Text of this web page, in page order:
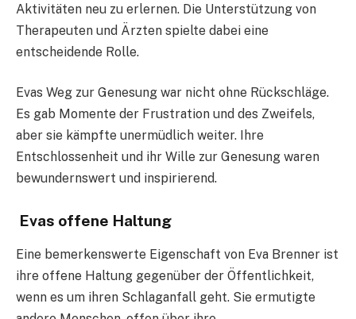
Aktivitäten neu zu erlernen. Die Unterstützung von
Therapeuten und Ärzten spielte dabei eine
entscheidende Rolle.
Evas Weg zur Genesung war nicht ohne Rückschläge.
Es gab Momente der Frustration und des Zweifels,
aber sie kämpfte unermüdlich weiter. Ihre
Entschlossenheit und ihr Wille zur Genesung waren
bewundernswert und inspirierend.
Evas offene Haltung
Eine bemerkenswerte Eigenschaft von Eva Brenner ist
ihre offene Haltung gegenüber der Öffentlichkeit,
wenn es um ihren Schlaganfall geht. Sie ermutigte